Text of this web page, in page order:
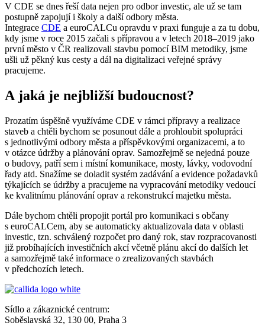
V CDE se dnes řeší data nejen pro odbor investic, ale už se tam
postupně zapojují i školy a další odbory města.
Integrace CDE a euroCALCu opravdu v praxi funguje a za tu dobu,
kdy jsme v roce 2015 začali s přípravou a v letech 2018–2019 jako
první město v ČR realizovali stavbu pomocí BIM metodiky, jsme
ušli už pěkný kus cesty a dál na digitalizaci veřejné správy
pracujeme.
A jaká je nejbližší budoucnost?
Prozatím úspěšně využíváme CDE v rámci přípravy a realizace
staveb a chtěli bychom se posunout dále a prohloubit spolupráci
s jednotlivými odbory města a příspěvkovými organizacemi, a to
v otázce údržby a plánování oprav. Samozřejmě se nejedná pouze
o budovy, patří sem i místní komunikace, mosty, lávky, vodovodní
řady atd. Snažíme se doladit systém zadávání a evidence požadavků
týkajících se údržby a pracujeme na vypracování metodiky vedoucí
ke kvalitnímu plánování oprav a rekonstrukcí majetku města.
Dále bychom chtěli propojit portál pro komunikaci s občany
s euroCALCem, aby se automaticky aktualizovala data v oblasti
investic, tzn. schválený rozpočet pro daný rok, stav rozpracovanosti
již probíhajících investičních akcí včetně plánu akcí do dalších let
a samozřejmě také informace o zrealizovaných stavbách
v předchozích letech.
Sídlo a zákaznické centrum:
Soběslavská 32, 130 00, Praha 3